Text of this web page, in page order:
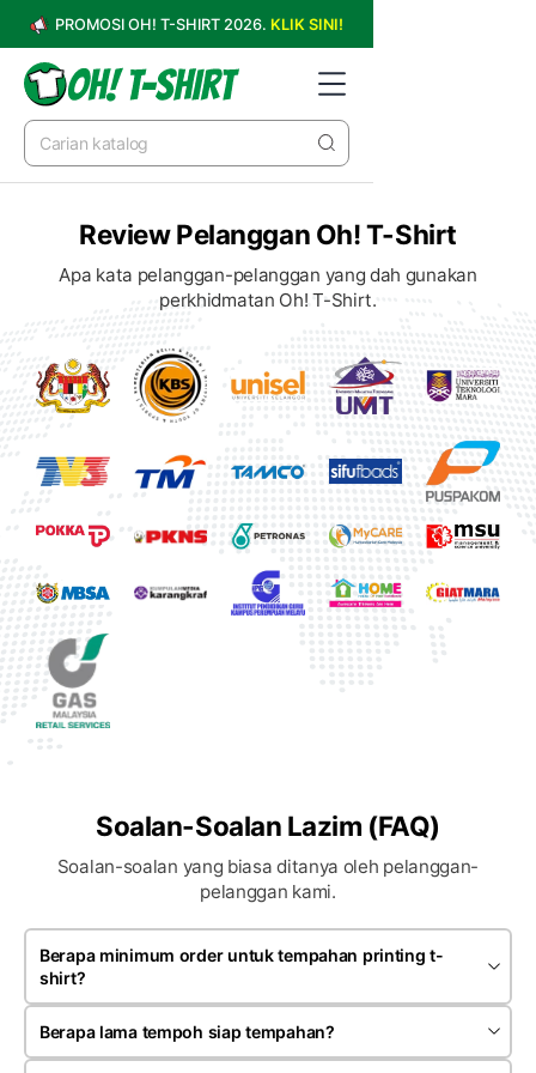
PROMOSI OH! T-SHIRT 2026. KLIK SINI!
Review Pelanggan Oh! T-Shirt
Apa kata pelanggan-pelanggan yang dah gunakan
perkhidmatan Oh! T-Shirt.
Soalan-Soalan Lazim (FAQ)
Soalan-soalan yang biasa ditanya oleh pelanggan-
pelanggan kami.
Berapa minimum order untuk tempahan printing t-
shirt?
Minimum order bergantung kepada jenis produk dan teknik
printing yang dipilih. Kebiasaannya tempahan bermula
sekitar 20 hingga 30 helai untuk satu design.
Berapa lama tempoh siap tempahan?
Kebiasaannya tempahan siap dalam anggaran 7 hingga 14